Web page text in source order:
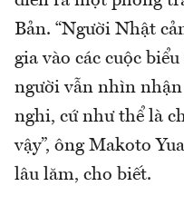
Bản. “Người Nhật
gia vào các cuộc
người vẫn nhìn
nghi, cứ như thể là
vậy”, ông Makoto
lâu lăm, cho biết.